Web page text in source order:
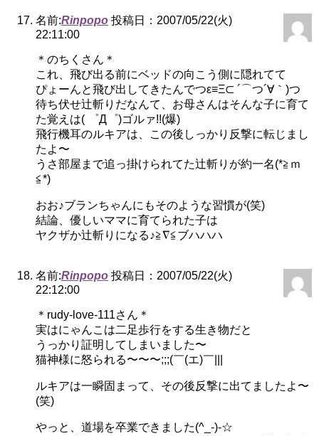
名前:Rinpopo 投稿日：2007/05/22(火)
22:11:00
＊のちくさん＊
これ、飛び出る前にベッドの向こう側に隠れてて
ぴょーんと飛び出してきたんでつε≡Ξ⊂ ´⌒つ´∀｀)つ
待ち伏せ辻斬りだなんて、お母さんはそんな子に育て
た覚えは( ゜Д゜)ゴルァ!!(爆)
飛行機耳のルキアは、この後しっかり反撃に転じまし
たよ〜
うさ部屋まで追っ掛けられてた辻斬りが約一名(*≧ｍ
≦*)
おお♪ブランちゃんにもそのような習慣が(笑)
結論、優しいママに育てられた子は
ヤクザか辻斬りになる♪≧∇≦ブハハハ
名前:Rinpopo 投稿日：2007/05/22(火)
22:12:00
＊rudy-love-111さん＊
実はにゃんこは二足歩行をする生き物だと
うっかり証明してしまいました〜
猫神様に怒られる〜〜〜;;;(￣(エ)￣|||
ルキアは一瞬固まって、その後反撃に出てましたよ〜
(笑)
やっと、道場を卒業できました(^_-)-☆